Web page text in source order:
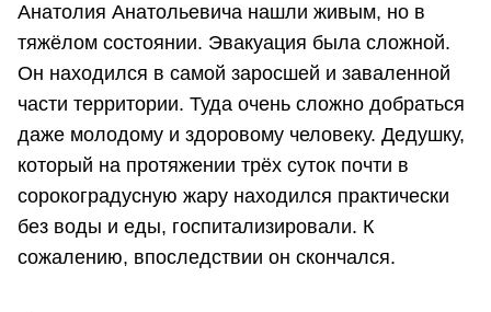
Анатолия Анатольевича нашли живым, но в
тяжёлом состоянии. Эвакуация была сложной.
Он находился в самой заросшей и заваленной
части территории. Туда очень сложно добраться
даже молодому и здоровому человеку. Дедушку,
который на протяжении трёх суток почти в
сорокоградусную жару находился практически
без воды и еды, госпитализировали. К
сожалению, впоследствии он скончался.